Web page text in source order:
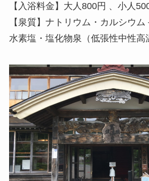
【入浴料金】大人800円 、小人
【泉質】ナトリウム・カルシウ
水素塩・塩化物泉（低張性中性高